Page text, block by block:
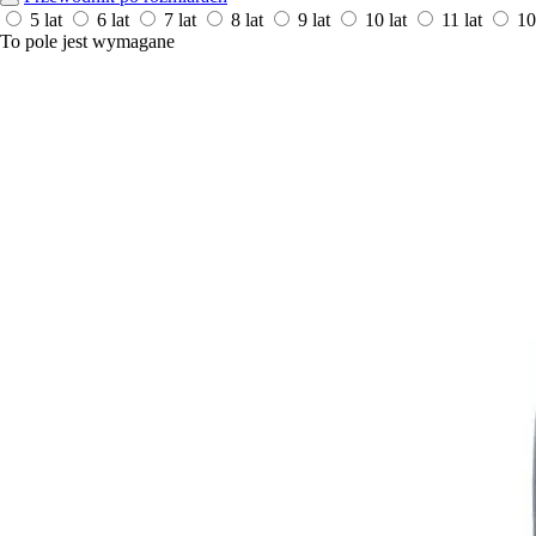
5 lat
6 lat 7 lat 8 lat 9 lat 10 lat 11 lat
To pole jest wymagane